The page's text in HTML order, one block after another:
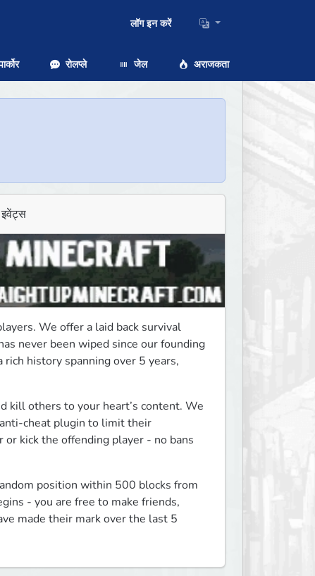
लॉग इन करें
रोलप्ले जेल अराजकता
इवेंट्स
We offer a laid back survival
never been wiped since our founding
history spanning over 5 years,
kill others to your heart’s content. We
cheat plugin to limit their
kick the offending player - no bans
position within 500 blocks from
- you are free to make friends,
made their mark over the last 5